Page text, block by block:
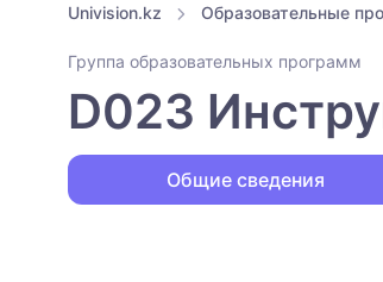
Univision.kz Образовательные
Группа образовательных программ
D023
Общие сведения